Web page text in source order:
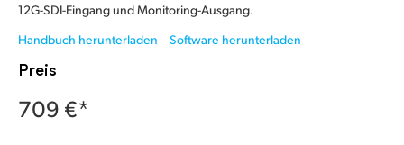
Mexico
12G-SDI-Eingang und Monitoring-Ausgang.
Handbuch herunterladen
Software herunterladen
Preis
709 €*